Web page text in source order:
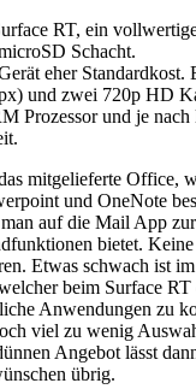
RT, ein
Schacht.
eher
und zwei 720p HD
Prozessor und je nach
mitgelieferte Office,
und OneNote
auf die Mail App
bietet.
Etwas schwach ist
beim Surface
Anwendungen zu
viel zu wenig
Angebot lässt
übrig.